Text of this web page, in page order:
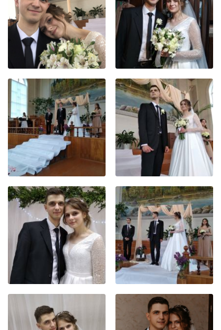
Библия
Воскресная
школа
Фото Воскресной школы
Фото
Видео
Архив
Пожертвования